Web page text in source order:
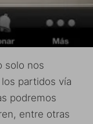
solo nos
partidos vía
podremos
entre otras